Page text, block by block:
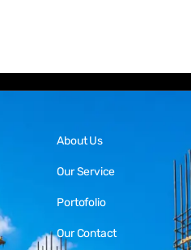
About Us
Our Service
Portofolio
Our Contact